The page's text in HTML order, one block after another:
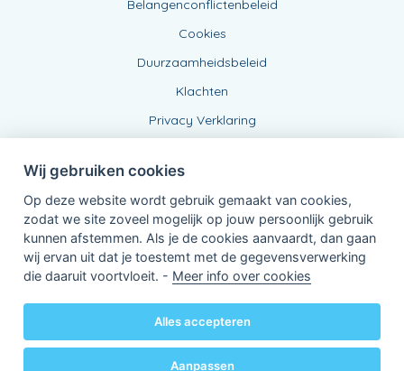
Belangenconflictenbeleid
Cookies
Duurzaamheidsbeleid
Klachten
Privacy Verklaring
Verbonden Agent, BE 0734 841 118
van KBC Verzekeringen nv
3000 Leuven - Belgie
BTW BE 0403.552.563 - RPR Leuven
Powered byKBC-Agent(versie 3.21.0)
© 2026 alle rechten voorbehouden
Wij gebruiken cookies
Op deze website wordt gebruik gemaakt van cookies,
zodat we site zoveel mogelijk op jouw persoonlijk gebruik
kunnen afstemmen. Als je de cookies aanvaardt, dan gaan
wij ervan uit dat je toestemt met de gegevensverwerking
die daaruit voortvloeit. - Meer info over cookies
Alles accepteren
Aanpassen